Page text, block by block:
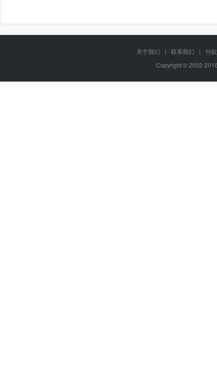
关于我们 | 联系我们 |
付
Copyright © 2002-